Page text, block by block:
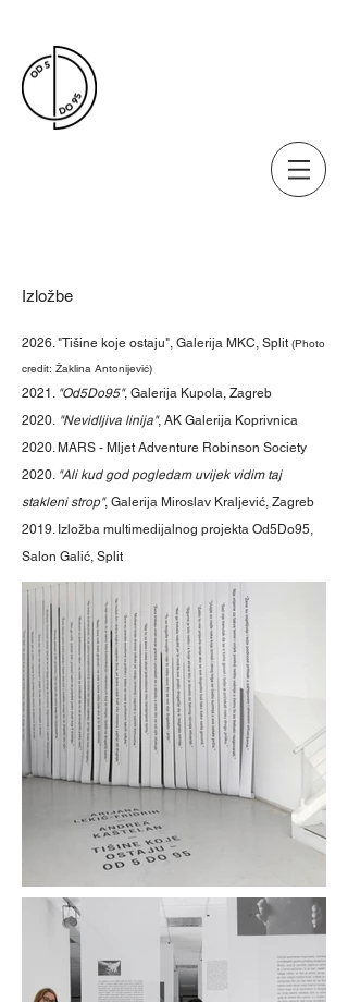
Izložbe
2026. "Tišine koje ostaju", Galerija MKC, Split (Photo
credit: Žaklina Antonijević)
2021. "Od5Do95", Galerija Kupola, Zagreb
2020. "Nevidljiva linija", AK Galerija Koprivnica
2020. MARS - Mljet Adventure Robinson Society
2020. "Ali kud god pogledam uvijek vidim taj
stakleni strop", Galerija Miroslav Kraljević, Zagreb
2019. Izložba multimedijalnog projekta Od5Do95,
Salon Galić, Split